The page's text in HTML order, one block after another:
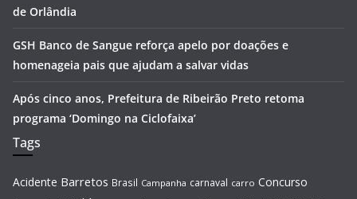
de Orlândia
GSH Banco de Sangue reforça apelo por doações e
homenageia pais que ajudam a salvar vidas
Após cinco anos, Prefeitura de Ribeirão Preto retoma
programa ‘Domingo na Ciclofaixa’
Tags
Acidente Barretos Brasil Campanha carnaval carro Concurso